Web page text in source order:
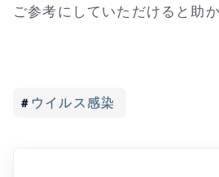
ご参考にしていただけると助か
ウイルス感染